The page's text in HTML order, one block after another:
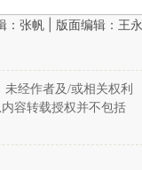
：张帆 | 版面编辑：王永
经作者及/或相关权利
容转载授权并不包括